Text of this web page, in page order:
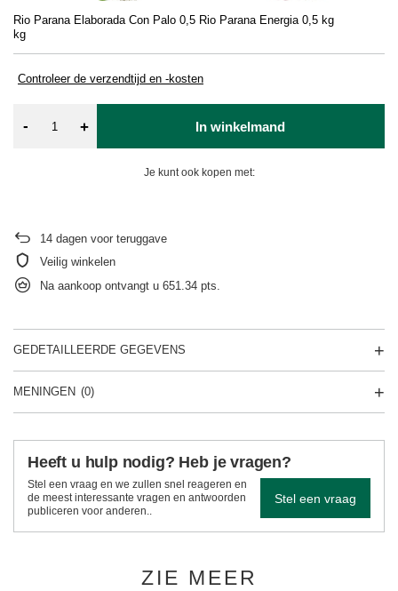
Rio Parana Elaborada Con Palo 0,5
kg
Rio Parana Energia 0,5 kg
Controleer de verzendtijd en -kosten
- + In winkelmand
Je kunt ook kopen met:
14 dagen voor teruggave
Veilig winkelen
Na aankoop ontvangt u 651.34 pts.
GEDETAILLEERDE GEGEVENS
MENINGEN (0)
Heeft u hulp nodig? Heb je vragen?
Stel een vraag en we zullen snel reageren en
de meest interessante vragen en antwoorden
publiceren voor anderen..
Stel een vraag
ZIE MEER